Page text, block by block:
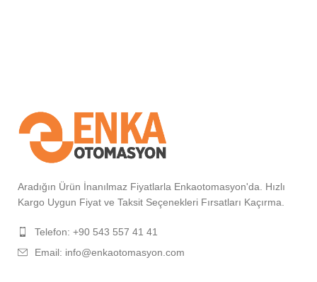
Aradığın Ürün İnanılmaz Fiyatlarla Enkaotomasyon'da. Hızlı
Kargo Uygun Fiyat ve Taksit Seçenekleri Fırsatları Kaçırma.
Telefon: +90 543 557 41 41
Email: info@enkaotomasyon.com